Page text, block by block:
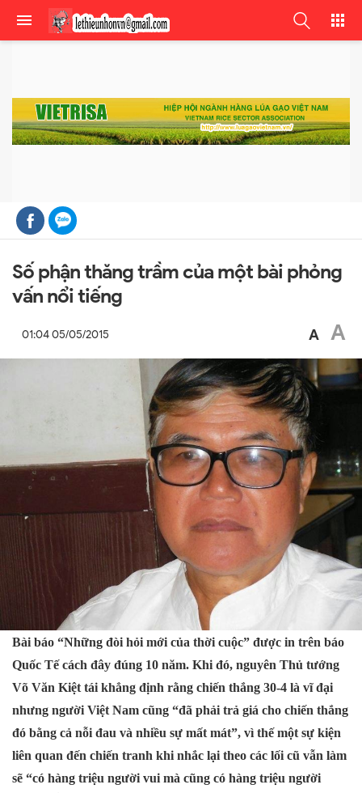
Số phận thăng trầm của một bài phỏng
vấn nổi tiếng
01:04 05/05/2015 A A
Bài báo “Những đòi hỏi mới của thời cuộc” được in trên báo
Quốc Tế cách đây đúng 10 năm. Khi đó, nguyên Thủ tướng
Võ Văn Kiệt tái khẳng định rằng chiến thắng 30-4 là vĩ đại
nhưng người Việt Nam cũng “đã phải trả giá cho chiến thắng
đó bằng cả nỗi đau và nhiều sự mất mát”, vì thế một sự kiện
liên quan đến chiến tranh khi nhắc lại theo các lối cũ vẫn làm
sẽ “có hàng triệu người vui mà cũng có hàng triệu người